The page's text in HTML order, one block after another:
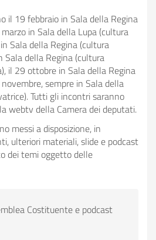
il 19 febbraio in Sala della Regina
in Sala della Lupa (cultura
Sala della Regina (cultura
della Regina (cultura
il 29 ottobre in Sala della Regina
sempre in Sala della
Tutti gli incontri saranno
webtv della Camera dei deputati.
messi a disposizione, in
ulteriori materiali, slide e podcast
dei temi oggetto delle
Costituente e podcast